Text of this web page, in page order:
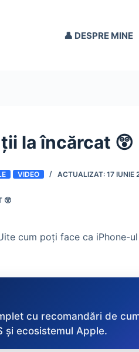
👤 DESPRE MINE
la încărcat 😲
VIDEO 17 IUNIE
😲
cum poți face ca
cu recomandări de
și ecosistemul Apple.